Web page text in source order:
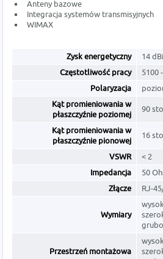
Anteny bazowe
Integracja systemów transmisyjnych
WIMAX
Zysk energetyczny
14 dBi
Częstotliwość pracy
5100
Polaryzacja
Kąt promieniowania w
płaszczyźnie poziomej
90
Kąt promieniowania w
płaszczyźnie pionowej
16
VSWR
< 2
Impedancja
50
Złącze
RJ-
Wymiary
Przestrzeń montażowa